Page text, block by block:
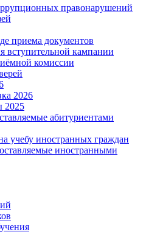
правонарушений
приема документов
вступительной кампании
комиссии
2026
2025
абитуриентами
учебу иностранных граждан
иностранными